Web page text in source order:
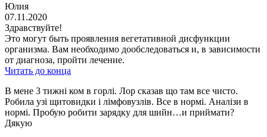
Юлия
07.11.2020
Здравствуйте!
Это могут быть проявления вегетативной дисфункции
организма. Вам необходимо дообследоваться и, в зависимости
от диагноза, пройти лечение.
Читать до конца
В мене 3 тижні ком в горлі. Лор сказав що там все чисто.
Робила узі щитовидки і лімфовузлів. Все в нормі. Аналізи в
нормі. Пробую робити зарядку для шийн…и приймати?
Дякую